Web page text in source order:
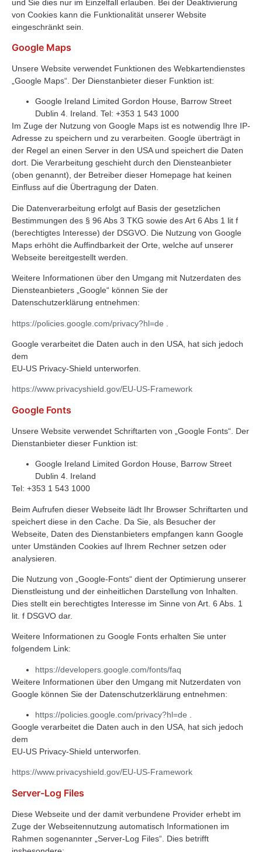
und Sie dies nur im Einzelfall erlauben. Bei der Deaktivierung
von Cookies kann die Funktionalität unserer Website
eingeschränkt sein.
Google Maps
Unsere Website verwendet Funktionen des Webkartendienstes
„Google Maps“. Der Dienstanbieter dieser Funktion ist:
Google Ireland Limited Gordon House, Barrow Street
Dublin 4. Ireland. Tel: +353 1 543 1000
Im Zuge der Nutzung von Google Maps ist es notwendig Ihre IP-
Adresse zu speichern und zu verarbeiten. Google überträgt in
der Regel an einen Server in den USA und speichert die Daten
dort. Die Verarbeitung geschieht durch den Diensteanbieter
(oben genannt), der Betreiber dieser Homepage hat keinen
Einfluss auf die Übertragung der Daten.
Die Datenverarbeitung erfolgt auf Basis der gesetzlichen
Bestimmungen des § 96 Abs 3 TKG sowie des Art 6 Abs 1 lit f
(berechtigtes Interesse) der DSGVO. Die Nutzung von Google
Maps erhöht die Auffindbarkeit der Orte, welche auf unserer
Webseite bereitgestellt werden.
Weitere Informationen über den Umgang mit Nutzerdaten des
Diensteanbieters „Google“ können Sie der
Datenschutzerklärung entnehmen:
https://policies.google.com/privacy?hl=de
Google verarbeitet die Daten auch in den USA, hat sich jedoch
dem
EU-US Privacy-Shield unterworfen.
https://www.privacyshield.gov/EU-US-Framework
Google Fonts
Unsere Website verwendet Schriftarten von „Google Fonts“. Der
Dienstanbieter dieser Funktion ist:
Google Ireland Limited Gordon House, Barrow Street
Dublin 4. Ireland
Tel: +353 1 543 1000
Beim Aufrufen dieser Webseite lädt Ihr Browser Schriftarten und
speichert diese in den Cache. Da Sie, als Besucher der
Webseite, Daten des Dienstanbieters empfangen kann Google
unter Umständen Cookies auf Ihrem Rechner setzen oder
analysieren.
Die Nutzung von „Google-Fonts“ dient der Optimierung unserer
Dienstleistung und der einheitlichen Darstellung von Inhalten.
Dies stellt ein berechtigtes Interesse im Sinne von Art. 6 Abs. 1
lit. f DSGVO dar.
Weitere Informationen zu Google Fonts erhalten Sie unter
folgendem Link:
https://developers.google.com/fonts/faq
Weitere Informationen über den Umgang mit Nutzerdaten von
Google können Sie der Datenschutzerklärung entnehmen:
https://policies.google.com/privacy?hl=de
Google verarbeitet die Daten auch in den USA, hat sich jedoch
dem
EU-US Privacy-Shield unterworfen.
https://www.privacyshield.gov/EU-US-Framework
Server-Log Files
Diese Webseite und der damit verbundene Provider erhebt im
Zuge der Webseitennutzung automatisch Informationen im
Rahmen sogenannter „Server-Log Files“. Dies betrifft